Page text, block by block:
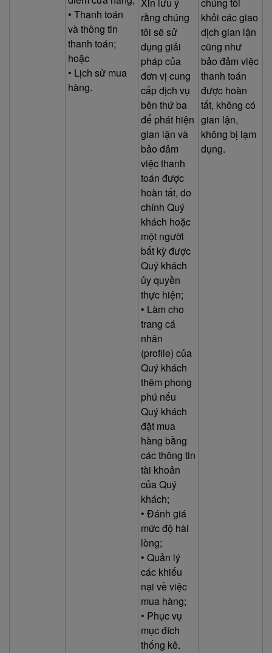
• Thanh toán
và thông tin
thanh toán;
hoặc
• Lịch sử mua
hàng.
rằng chúng
tôi sẽ sử
dụng giải
pháp của
đơn vị cung
cấp dịch vụ
bên thứ ba
để phát hiện
gian lận và
bảo đảm
việc thanh
toán được
hoàn tất, do
chính Quý
khách hoặc
một người
bất kỳ được
Quý khách
ủy quyền
thực hiện;
• Làm cho
trang cá
nhân
(profile) của
Quý khách
thêm phong
phú nếu
Quý khách
đặt mua
hàng bằng
các thông tin
tài khoản
của Quý
khách;
• Đánh giá
mức độ hài
lòng;
• Quản lý
các khiếu
nại về việc
mua hàng;
• Phục vụ
mục đích
thống kê.
khỏi các giao
dịch gian lận
cũng như
bảo đảm việc
thanh toán
được hoàn
tất, không có
gian lận,
không bị lạm
dụng.